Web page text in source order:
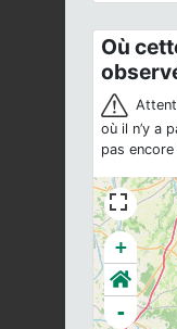
Où
où il n’y a
pas
+
-